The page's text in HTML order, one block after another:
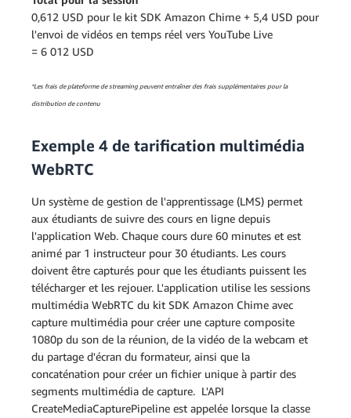
0,612 USD pour le kit SDK Amazon Chime + 5,4 USD pour
l'envoi de vidéos en temps réel vers YouTube Live
= 6 012 USD
*Les frais de plateforme de streaming peuvent entraîner des frais supplémentaires pour la
distribution de contenu
Exemple 4 de tarification multimédia
WebRTC
Un système de gestion de l'apprentissage (LMS) permet
aux étudiants de suivre des cours en ligne depuis
l'application Web. Chaque cours dure 60 minutes et est
animé par 1 instructeur pour 30 étudiants. Les cours
doivent être capturés pour que les étudiants puissent les
télécharger et les rejouer. L'application utilise les sessions
multimédia WebRTC du kit SDK Amazon Chime avec
capture multimédia pour créer une capture composite
1080p du son de la réunion, de la vidéo de la webcam et
du partage d'écran du formateur, ainsi que la
concaténation pour créer un fichier unique à partir des
segments multimédia de capture. L'API
CreateMediaCapturePipeline est appelée lorsque la classe